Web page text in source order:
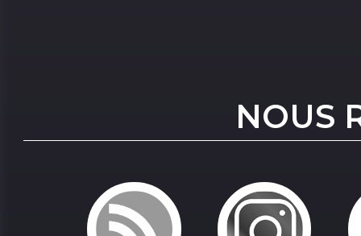
NOUS